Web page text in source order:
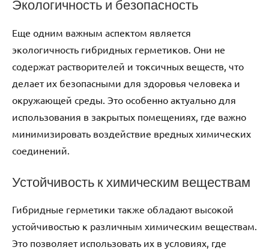
Экологичность и безопасность
Еще одним важным аспектом является
экологичность гибридных герметиков. Они не
содержат растворителей и токсичных веществ, что
делает их безопасными для здоровья человека и
окружающей среды. Это особенно актуально для
использования в закрытых помещениях, где важно
минимизировать воздействие вредных химических
соединений.
Устойчивость к химическим веществам
Гибридные герметики также обладают высокой
устойчивостью к различным химическим веществам.
Это позволяет использовать их в условиях, где